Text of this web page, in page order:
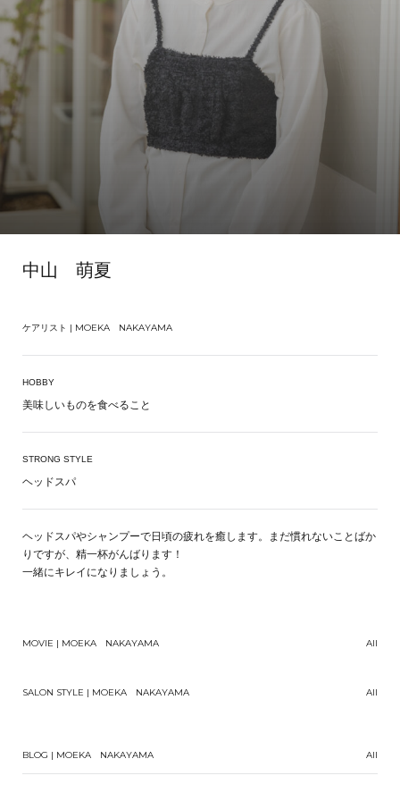
中山 萌夏
ケアリスト | MOEKA NAKAYAMA
HOBBY
美味しいものを食べること
STRONG STYLE
ヘッドスパ
ヘッドスパやシャンプーで日頃の疲れを癒します。まだ慣れないことばか
りですが、精一杯がんばります！
一緒にキレイになりましょう。
MOVIE | MOEKA NAKAYAMA All
SALON STYLE | MOEKA NAKAYAMA All
BLOG | MOEKA NAKAYAMA All